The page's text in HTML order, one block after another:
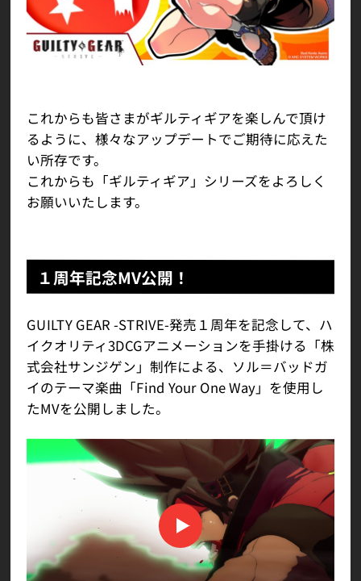
これからも皆さまがギルティギアを楽しんで頂け
るように、様々なアップデートでご期待に応えた
い所存です。
これからも「ギルティギア」シリーズをよろしく
お願いいたします。
１周年記念MV公開！
GUILTY GEAR -STRIVE-発売１周年を記念して、ハ
イクオリティ3DCGアニメーションを手掛ける「株
式会社サンジゲン」制作による、ソル＝バッドガ
イのテーマ楽曲「Find Your One Way」を使用し
たMVを公開しました。